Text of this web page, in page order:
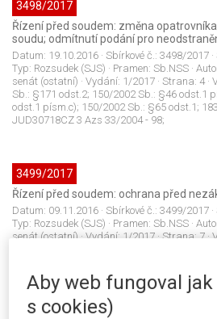
3498/2017
Řízení před soudem: změna
soudu; odmítnutí podání pro
Datum: 19.10.2016 · Sbírkové č.: 3498/2017
Typ: Rozsudek (SJS) · Pramen: Sb.NSS ·
senát (ostatní) · Vydání: 1/2017 · Strana: 4·
Sb.: §171 odst.2; 150/2002 Sb.: §46 odst.1
odst.1 písm.c); 150/2002 Sb.: §65 odst.1;
JUD30718CZ 3 Azs 33/2004 - 98;
3499/2017
Řízení před soudem: ochrana před
Datum: 09.11.2016 · Sbírkové č.: 3499/2017
Typ: Rozsudek (SJS) · Pramen: Sb.NSS ·
senát (ostatní) · Vydání: 1/2017 · Strana: 7 ·
127/2005 Sb.: §129 odst.1; JUD29770CZ
1/2006 - 80; JUD161075CZ 8 Ca 212/2008 -
odst.2; 32002L0020 (EU): čl.10 odst.3;
Aby web fungoval
s cookies)